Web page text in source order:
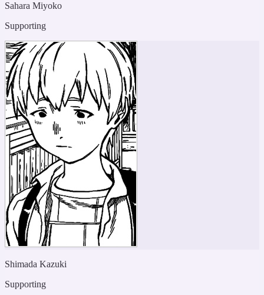
Sahara Miyoko
Supporting
Shimada Kazuki
Supporting